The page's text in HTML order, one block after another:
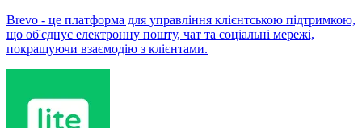
Brevo - це платформа для управління клієнтською підтримкою,
що об'єднує електронну пошту, чат та соціальні мережі,
покращуючи взаємодію з клієнтами.